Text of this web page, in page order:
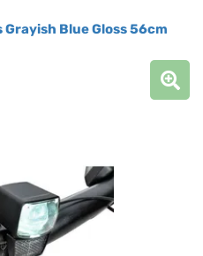
Grayish Blue Gloss 56cm